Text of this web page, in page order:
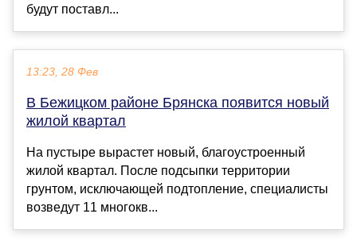
будут поставл...
13:23, 28 Фев
В Бежицком районе Брянска появится новый
жилой квартал
На пустыре вырастет новый, благоустроенный
жилой квартал. После подсыпки территории
грунтом, исключающей подтопление, специалисты
возведут 11 многокв...